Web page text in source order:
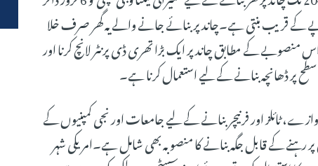
ہے۔یہ رقم پاکستانی روپے میں 18 ارب روپے کے قریب بنتی ہے۔چاند پر بنائے جانے والے یہ گھر صرف خلا
کے مطابق چاند پر ایک بڑا تھری ڈی پرنٹر لانچ کرنا اور
پر ڈھانچہ بنانے کے لیے استعمال کرنا ہے۔
ٹائلز اور فرنیچر بنانے کے لیے جامعات اور نجی کمپنیوں کے
کے قابل جگہ بنانے کا منصوبہ بھی شامل ہے۔امریکی شہر